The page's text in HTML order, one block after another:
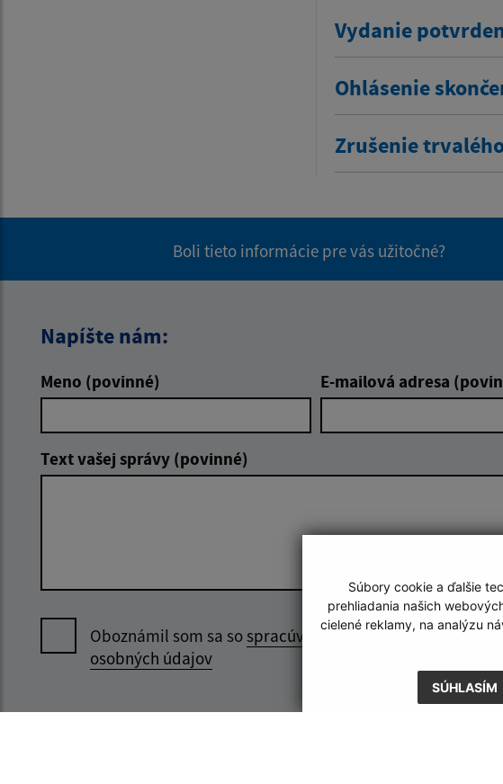
Súbory cookie a ďalšie
prehliadania našich
cielené reklamy, na analýzu
SÚHLASÍM
Vydanie
Ohlásenie
Zrušenie
Boli tieto informácie pre vás užitočné?
Napíšte nám:
Meno (povinné) E-mailová adresa
Text vašej správy (povinné)
Oboznámil som sa sospracúvaním
osobných údajov